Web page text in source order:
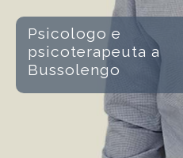
Psicologo e
psicoterapeuta a
Bussolengo